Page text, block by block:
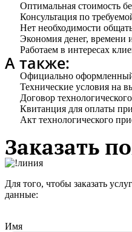
Оптимальная стоимость
Консультация по
Нет необходимости
Экономия денег, времени
Работаем в интересах
А также:
Официально оформленный
Технические условия на
Договор
Квитанция для оплаты
Акт технологического
Заказать
Для того, чтобы заказать
данные:
Имя